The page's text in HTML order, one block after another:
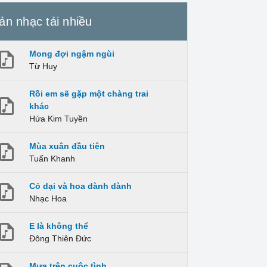
nhạc tải nhiều
Mong đợi ngậm ngùi
Từ Huy
Rồi em sẽ gặp một chàng trai
khác
Hứa Kim Tuyền
Mùa xuân đầu tiên
Tuấn Khanh
Cỏ dại và hoa dành dành
Nhạc Hoa
E là không thể
Đông Thiên Đức